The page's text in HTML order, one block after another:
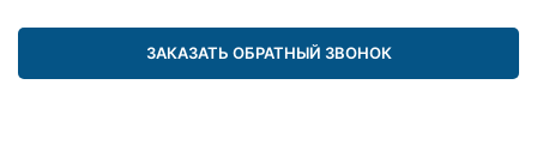
ЗАКАЗАТЬ ОБРАТНЫЙ ЗВОНОК